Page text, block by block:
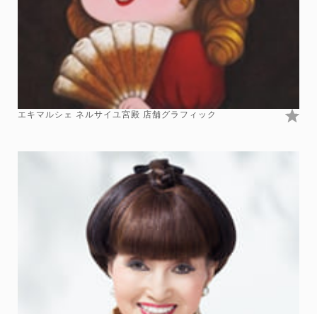
エキマルシェ ネルサイユ宮殿 店舗グラフィック